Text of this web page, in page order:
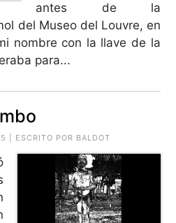
antes de la
del Museo del Louvre, en
nombre con la llave de la
para...
| ESCRITO POR BALDOT